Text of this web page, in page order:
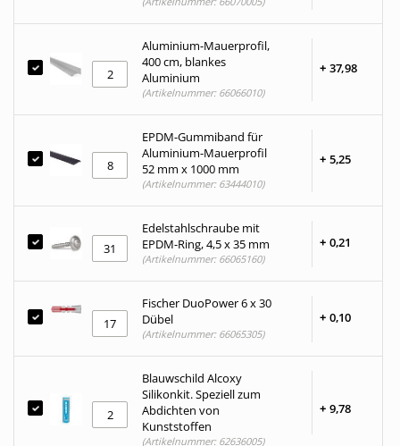
Aluminium-Mauerprofil,
400 cm, blankes
Aluminium
+ 37,98
(Artikelnummer: 66066010)
EPDM-Gummiband für
Aluminium-Mauerprofil
52 mm x 1000 mm
+ 5,25
(Artikelnummer: 63444010)
Edelstahlschraube mit
EPDM-Ring, 4,5 x 35 mm
+ 0,21
(Artikelnummer: 66065160)
Fischer DuoPower 6 x 30
Dübel
+ 0,10
(Artikelnummer: 66065305)
Blauwschild Alcoxy
Silikonkit. Speziell zum
Abdichten von
Kunststoffen
+ 9,78
(Artikelnummer: 62636005)